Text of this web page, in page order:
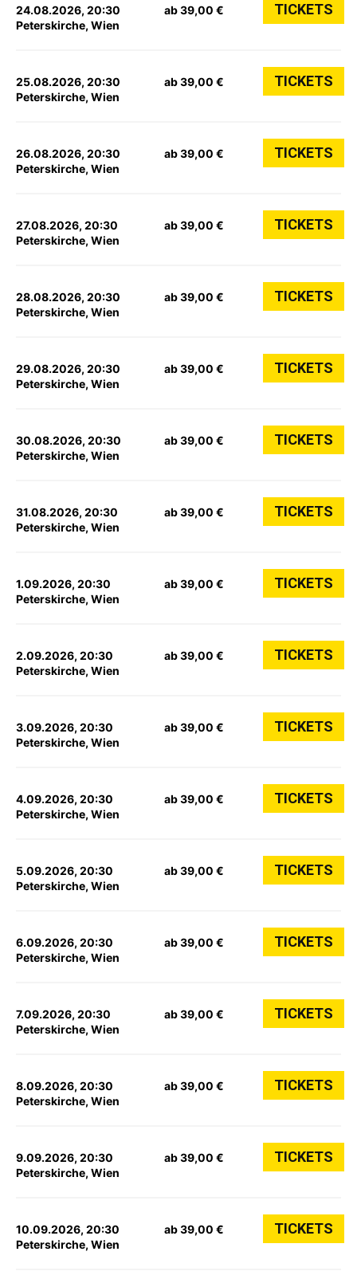
24.08.2026, 20:30
Peterskirche, Wien
ab 39,00 € TICKETS
25.08.2026, 20:30
Peterskirche, Wien
ab 39,00 € TICKETS
26.08.2026, 20:30
Peterskirche, Wien
ab 39,00 € TICKETS
27.08.2026, 20:30
Peterskirche, Wien
ab 39,00 € TICKETS
28.08.2026, 20:30
Peterskirche, Wien
ab 39,00 € TICKETS
29.08.2026, 20:30
Peterskirche, Wien
ab 39,00 € TICKETS
30.08.2026, 20:30
Peterskirche, Wien
ab 39,00 € TICKETS
31.08.2026, 20:30
Peterskirche, Wien
ab 39,00 € TICKETS
1.09.2026, 20:30
Peterskirche, Wien
ab 39,00 € TICKETS
2.09.2026, 20:30
Peterskirche, Wien
ab 39,00 € TICKETS
3.09.2026, 20:30
Peterskirche, Wien
ab 39,00 € TICKETS
4.09.2026, 20:30
Peterskirche, Wien
ab 39,00 € TICKETS
5.09.2026, 20:30
Peterskirche, Wien
ab 39,00 € TICKETS
6.09.2026, 20:30
Peterskirche, Wien
ab 39,00 € TICKETS
7.09.2026, 20:30
Peterskirche, Wien
ab 39,00 € TICKETS
8.09.2026, 20:30
Peterskirche, Wien
ab 39,00 € TICKETS
9.09.2026, 20:30
Peterskirche, Wien
ab 39,00 € TICKETS
10.09.2026, 20:30
Peterskirche, Wien
ab 39,00 € TICKETS